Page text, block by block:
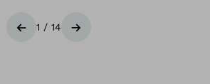
Anterior
1 / 14 Siguiente